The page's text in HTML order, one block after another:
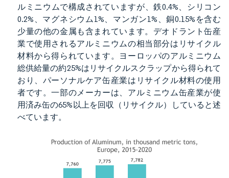
ルミニウムで構成されていますが、鉄0.4%、シリコン
0.2%、マグネシウム1%、マンガン1%、銅0.15%を含む
少量の他の金属も含まれています。デオドラント缶産
業で使用されるアルミニウムの相当部分はリサイクル
材料から得られています。ヨーロッパのアルミニウム
総供給量の約25%はリサイクルスクラップから得られて
おり、パーソナルケア缶産業はリサイクル材料の使用
者です。一部のメーカーは、アルミニウム缶産業が使
用済み缶の65%以上を回収（リサイクル）していると述
べています。